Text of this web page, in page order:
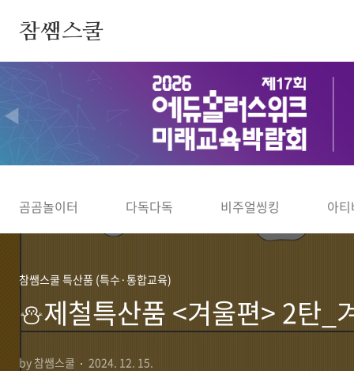
참쌤스쿨
◀
곰곰놀이터 다독다독 비주얼씽킹 아
참쌤스쿨 특산품 (특수·통합교육)
⛄제철특산품 <겨울편> 2탄
by 참쌤스쿨 2024. 12. 15.